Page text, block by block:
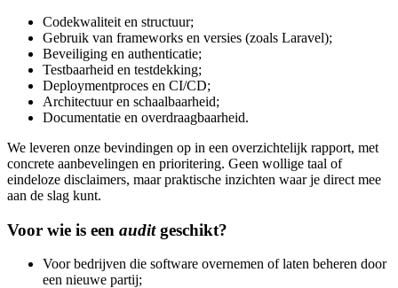
Codekwaliteit en structuur;
Gebruik van frameworks en versies (zoals Laravel);
Beveiliging en authenticatie;
Testbaarheid en testdekking;
Deploymentproces en CI/CD;
Architectuur en schaalbaarheid;
Documentatie en overdraagbaarheid.
We leveren onze bevindingen op in een overzichtelijk rapport, met
concrete aanbevelingen en prioritering. Geen wollige taal of
eindeloze disclaimers, maar praktische inzichten waar je direct mee
aan de slag kunt.
Voor wie is een auditgeschikt?
Voor bedrijven die software overnemen of laten beheren door
een nieuwe partij;